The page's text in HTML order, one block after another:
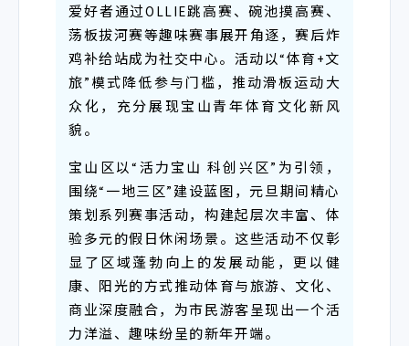
爱好者通过OLLIE跳高赛、碗池摸高赛、
荡板拔河赛等趣味赛事展开角逐，赛后炸
鸡补给站成为社交中心。活动以“体育+文
旅”模式降低参与门槛，推动滑板运动大
众化，充分展现宝山青年体育文化新风
貌。
宝山区以“活力宝山 科创兴区”为引领，
围绕“一地三区”建设蓝图，元旦期间精心
策划系列赛事活动，构建起层次丰富、体
验多元的假日休闲场景。这些活动不仅彰
显了区域蓬勃向上的发展动能，更以健
康、阳光的方式推动体育与旅游、文化、
商业深度融合，为市民游客呈现出一个活
力洋溢、趣味纷呈的新年开端。